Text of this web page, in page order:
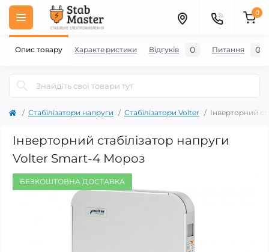
0
Стабілізатори напруги Стабілізатори Volter Інверторний
Інверторний стабілізатор напруги
Volter Smart-4 Мороз
БЕЗКОШТОВНА ДОСТАВКА
Опис товару Характеристики Відгуків 0 Питання 0